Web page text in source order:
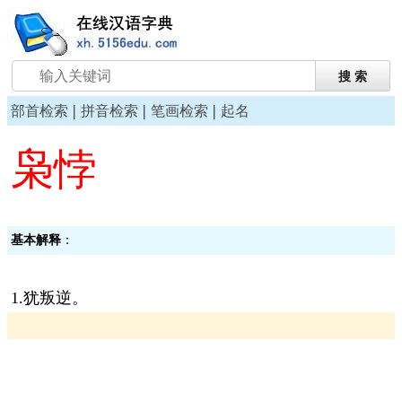
部首检索 | 拼音检索 | 笔画检索 | 起名
枭悖
基本解释 ：
1.犹叛逆。